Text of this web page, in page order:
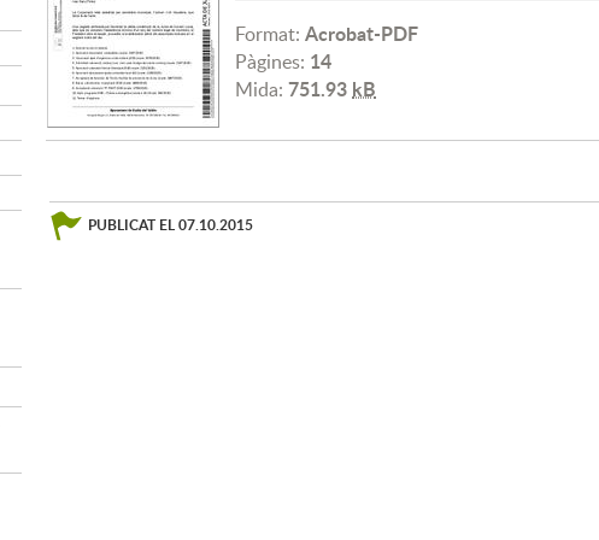
Format: Acrobat-PDF
Pàgines: 14
Mida: 751.93 kB
PUBLICAT EL07.10.2015